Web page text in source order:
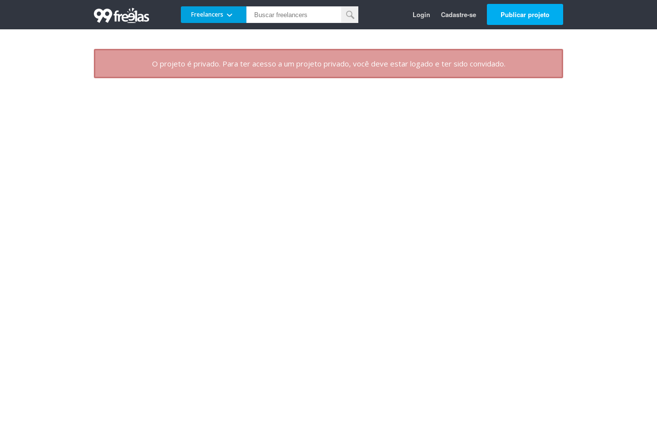
Freelancers Login Cadastre-se Publicar projeto
O projeto é privado. Para ter acesso a um projeto privado, você deve estar logado e ter sido convidado.